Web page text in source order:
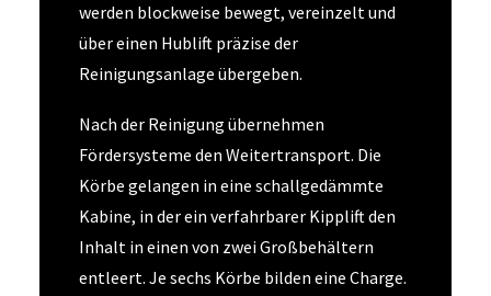
werden blockweise bewegt, vereinzelt und
über einen Hublift präzise der
Reinigungsanlage übergeben.
Nach der Reinigung übernehmen
Fördersysteme den Weitertransport. Die
Körbe gelangen in eine schallgedämmte
Kabine, in der ein verfahrbarer Kipplift den
Inhalt in einen von zwei Großbehältern
entleert. Je sechs Körbe bilden eine Charge.